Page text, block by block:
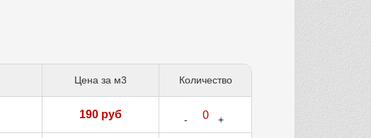
Цена за м3 Количество
190 руб